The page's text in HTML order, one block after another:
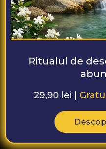
Ritualul de
29,90 lei |